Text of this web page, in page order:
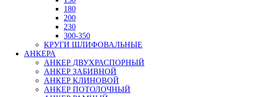
180
200
230
300-350
КРУГИ ШЛИФОВАЛЬНЫЕ
АНКЕРА
АНКЕР ДВУХРАСПОРНЫЙ
АНКЕР ЗАБИВНОЙ
АНКЕР КЛИНОВОЙ
АНКЕР ПОТОЛОЧНЫЙ